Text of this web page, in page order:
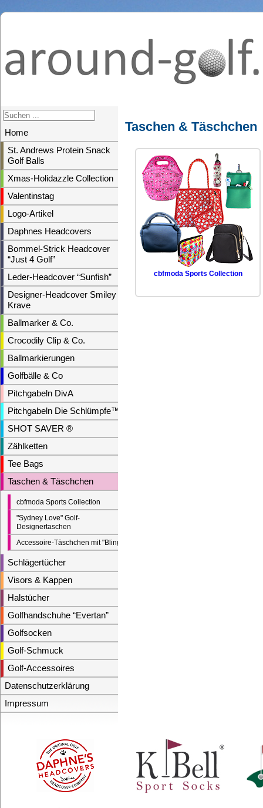
Home
St. Andrews Protein Snack
Golf Balls
Xmas-Holidazzle Collection
Valentinstag
Logo-Artikel
Daphnes Headcovers
Bommel-Strick Headcover
“Just 4 Golf”
Leder-Headcover “Sunfish”
Designer-Headcover Smiley &
Krave
Ballmarker & Co.
Crocodily Clip & Co.
Ballmarkierungen
Golfbälle & Co
Pitchgabeln DivA
Pitchgabeln Die Schlümpfe™
SHOT SAVER ®
Zählketten
Tee Bags
Taschen & Täschchen
cbfmoda Sports Collection
"Sydney Love" Golf-
Designertaschen
Accessoire-Täschchen mit "Bling"
Schlägertücher
Visors & Kappen
Halstücher
Golfhandschuhe “Evertan”
Golfsocken
Golf-Schmuck
Golf-Accessoires
Datenschutzerklärung
Impressum
Taschen & Täschchen
cbfmoda Sports Collection